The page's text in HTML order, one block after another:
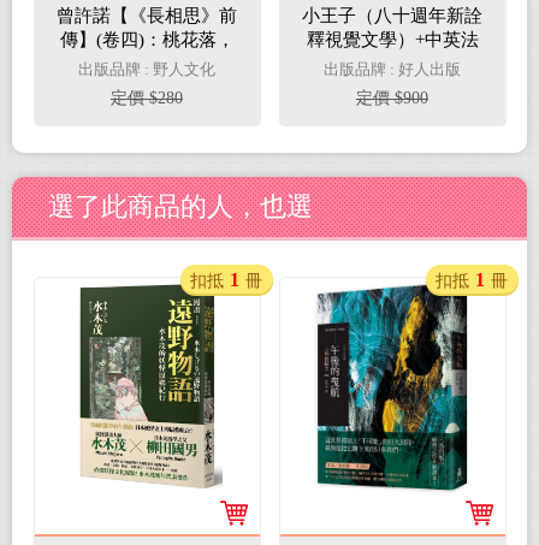
曾許諾【《長相思》前
傳】(卷四)：桃花落，
生別離(終曲)〔二版〕
出版品牌 : 野人文化
定價 $280
小王子（八十週年新詮
釋視覺文學）+中英法
對照原作小說套組【首
刷限量贈品版──B612
與玫瑰香氛吊卡】
出版品牌 : 好人出版
定價 $900
選了此商品的人，也選
扣抵 1 冊 扣抵 1 冊